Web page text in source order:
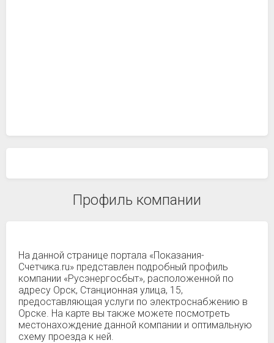
Профиль компании
На данной странице портала «Показания-
Счетчика.ru» представлен подробный профиль
компании «Русэнергосбыт», расположенной по
адресу Орск, Станционная улица, 15,
предоставляющая услуги по электроснабжению в
Орске. На карте вы также можете посмотреть
местонахождение данной компании и оптимальную
схему проезда к ней.